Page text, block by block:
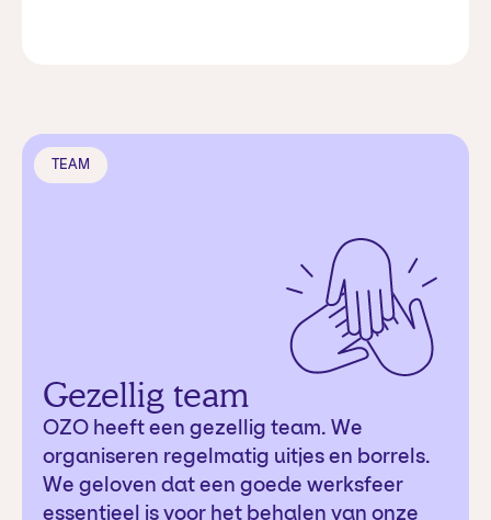
Over
OZO
TEAM
Gezellig team
OZO heeft een gezellig team. We
organiseren regelmatig uitjes en borrels.
We geloven dat een goede werksfeer
essentieel is voor het behalen van onze